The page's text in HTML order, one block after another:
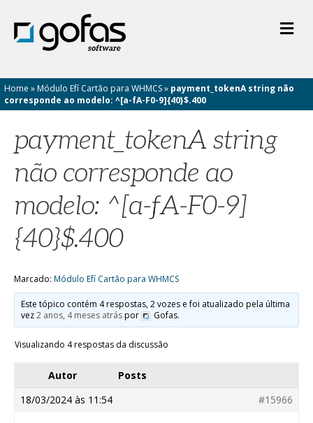
M
e
Home »Módulo Efí Cartão para WHMCS» payment_tokenA string não
corresponde ao modelo: ^[a-fA-F0-9]{40}$.400
payment_tokenA string
não corresponde ao
modelo: ^[a-fA-F0-9]
{40}$.400
Marcado: Módulo Efí Cartão para WHMCS
Este tópico contém 4 respostas, 2 vozes e foi atualizado pela última
vez2 anos, 4 meses atráspor Gofas.
Visualizando 4 respostas da discussão
Autor
Posts
18/03/2024 às 11:54
#15966